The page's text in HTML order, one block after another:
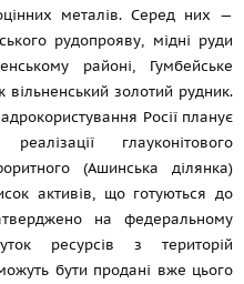
металів. Серед них —
рудопрояву, мідні руди
районі, Гумбейське
золотий рудник.
Росії планує
глауконітового
(Ашинська ділянка)
активів, що готуються до
на федеральному
ресурсів з територій
бути продані вже цього